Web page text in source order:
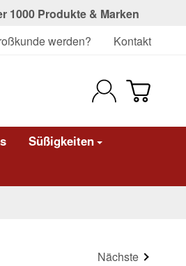
1000 Produkte & Marken
werden? Kontakt
Süßigkeiten
Nächste